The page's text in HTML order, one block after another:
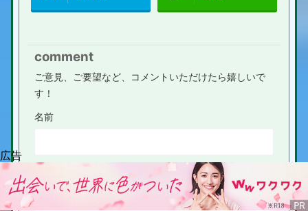
comment
ご意見、ご要望など、コメントいただけたら嬉しいで
す！
名前
コメント